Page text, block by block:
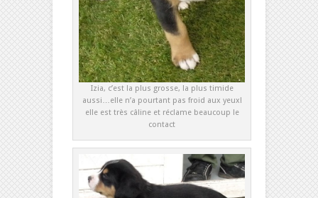
Izia, c’est la plus grosse, la plus timide
aussi…elle n’a pourtant pas froid aux yeux!
elle est très câline et réclame beaucoup le
contact